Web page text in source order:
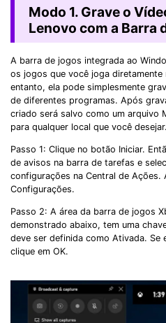
Modo 1. Grave o
Lenovo com a Barra
A barra de jogos integrada ao
os jogos que você joga diretamente
entanto, ela pode simplesmente
de diferentes programas. Após
criado será salvo como um arquivo
para qualquer local que você desejar.
Passo 1: Clique no botão Iniciar.
de avisos na barra de tarefas e
configurações na Central de
Configurações.
Passo 2: A área da barra de jogos
demonstrado abaixo, tem uma
deve ser definida como Ativada. Se
clique em OK.